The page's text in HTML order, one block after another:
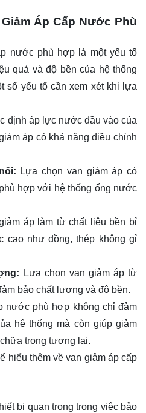
Áp Cấp Nước Phù
nước phù hợp là một yếu tố
quả và độ bền của hệ thống
số yếu tố cần xem xét khi lựa
định áp lực nước đầu vào của
áp có khả năng điều chỉnh
Lựa chọn van giảm áp có
hợp với hệ thống ống nước
áp làm từ chất liệu bền bỉ
như đồng, thép không gỉ
Lựa chọn van giảm áp từ
bảo chất lượng và độ bền.
nước phù hợp không chỉ đảm
hệ thống mà còn giúp giảm
trong tương lai.
hiểu thêm về van giảm áp cấp
bị quan trọng trong việc bảo